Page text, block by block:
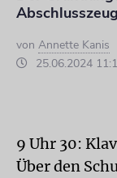
von Annette Kanis
25.06.2024
9 Uhr 30:
Über den